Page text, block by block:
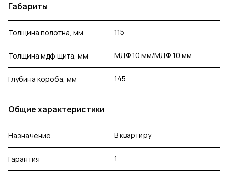
Габариты
Толщина полотна, мм 115
Толщина мдф щита, мм МДФ 10 мм/МДФ 10 мм
Глубина короба, мм 145
Общие характеристики
Назначение В квартиру
Гарантия 1